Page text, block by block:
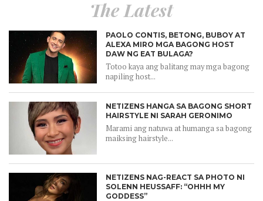
The Latest
PAOLO CONTIS, BETONG, BUBOY AT
ALEXA MIRO MGA BAGONG HOST
DAW NG EAT BULAGA?
Totoo kaya ang balitang may mga bagong
napiling host...
NETIZENS HANGA SA BAGONG SHORT
HAIRSTYLE NI SARAH GERONIMO
Marami ang natuwa at humanga sa bagong
maiksing hairstyle...
NETIZENS NAG-REACT SA PHOTO NI
SOLENN HEUSSAFF: “OHHH MY
GODDESS”